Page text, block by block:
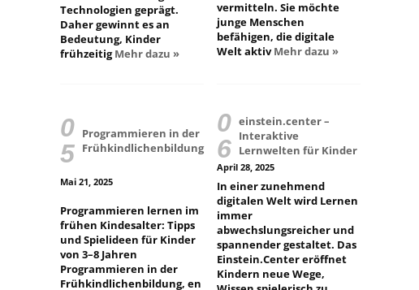
Technologien geprägt.
Daher gewinnt es an
Bedeutung, Kinder
frühzeitigMehr dazu »
vermitteln. Sie möchte
junge Menschen
befähigen, die digitale
Welt aktivMehr dazu »
Programmieren in der
Frühkindlichenbildung
Mai 21, 2025
Programmieren lernen im
frühen Kindesalter: Tipps
und Spielideen für Kinder
von 3–8 Jahren
Programmieren in der
Frühkindlichenbildung, en
einstein.center –
Interaktive
Lernwelten für Kinder
April 28, 2025
In einer zunehmend
digitalen Welt wird Lernen
immer
abwechslungsreicher und
spannender gestaltet. Das
Einstein.Center eröffnet
Kindern neue Wege,